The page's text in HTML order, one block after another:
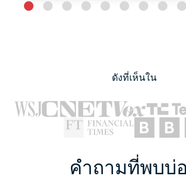
ดังที่เห็นใน
คำถามที่พบบ่